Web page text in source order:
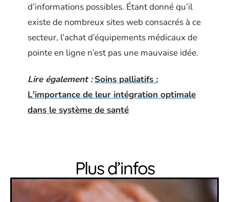
d’informations possibles. Étant donné qu’il
existe de nombreux sites web consacrés à ce
secteur, l’achat d’équipements médicaux de
pointe en ligne n’est pas une mauvaise idée.
Lire également : Soins palliatifs :
L'importance de leur intégration optimale
dans le système de santé
Plus d’infos